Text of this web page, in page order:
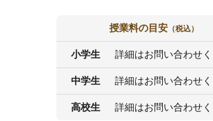
授業料の目安 （税込）
小学生 詳細はお問い合わせ
中学生 詳細はお問い合わせ
高校生 詳細はお問い合わせ